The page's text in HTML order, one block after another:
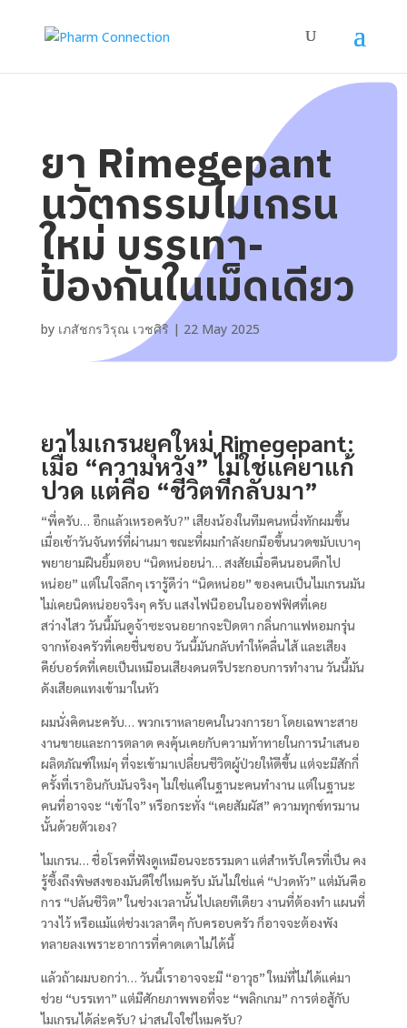
ยา Rimegepant
นวัตกรรมไมเกรน
ใหม่ บรรเทา-
ป้องกันในเม็ดเดียว
by เภสัชกรวิรุณ เวชศิริ | 22 May 2025
ยาไมเกรนยุคใหม่ Rimegepant:
เมื่อ “ความหวัง” ไม่ใช่แค่ยาแก้
ปวด แต่คือ “ชีวิตที่กลับมา”
“พี่ครับ… อีกแล้วเหรอครับ?” เสียงน้องในทีมคนหนึ่งทักผมขึ้น
เมื่อเช้าวันจันทร์ที่ผ่านมา ขณะที่ผมกำลังยกมือขึ้นนวดขมับเบาๆ
พยายามฝืนยิ้มตอบ “นิดหน่อยน่า… สงสัยเมื่อคืนนอนดึกไป
หน่อย” แต่ในใจลึกๆ เรารู้ดีว่า “นิดหน่อย” ของคนเป็นไมเกรนมัน
ไม่เคยนิดหน่อยจริงๆ ครับ แสงไฟนีออนในออฟฟิศที่เคย
สว่างไสว วันนี้มันดูจ้าซะจนอยากจะปิดตา กลิ่นกาแฟหอมกรุ่น
จากห้องครัวที่เคยชื่นชอบ วันนี้มันกลับทำให้คลื่นไส้ และเสียง
คีย์บอร์ดที่เคยเป็นเหมือนเสียงดนตรีประกอบการทำงาน วันนี้มัน
ดังเสียดแทงเข้ามาในหัว
ผมนั่งคิดนะครับ… พวกเราหลายคนในวงการยา โดยเฉพาะสาย
งานขายและการตลาด คงคุ้นเคยกับความท้าทายในการนำเสนอ
ผลิตภัณฑ์ใหม่ๆ ที่จะเข้ามาเปลี่ยนชีวิตผู้ป่วยให้ดีขึ้น แต่จะมีสักกี่
ครั้งที่เราอินกับมันจริงๆ ไม่ใช่แค่ในฐานะคนทำงาน แต่ในฐานะ
คนที่อาจจะ “เข้าใจ” หรือกระทั่ง “เคยสัมผัส” ความทุกข์ทรมาน
นั้นด้วยตัวเอง?
ไมเกรน… ชื่อโรคที่ฟังดูเหมือนจะธรรมดา แต่สำหรับใครที่เป็น คง
รู้ซึ้งถึงพิษสงของมันดีใช่ไหมครับ มันไม่ใช่แค่ “ปวดหัว” แต่มันคือ
การ “ปล้นชีวิต” ในช่วงเวลานั้นไปเลยทีเดียว งานที่ต้องทำ แผนที่
วางไว้ หรือแม้แต่ช่วงเวลาดีๆ กับครอบครัว ก็อาจจะต้องพัง
ทลายลงเพราะอาการที่คาดเดาไม่ได้นี้
แล้วถ้าผมบอกว่า… วันนี้เราอาจจะมี “อาวุธ” ใหม่ที่ไม่ได้แค่มา
ช่วย “บรรเทา” แต่มีศักยภาพพอที่จะ “พลิกเกม” การต่อสู้กับ
ไมเกรนได้ล่ะครับ? น่าสนใจใช่ไหมครับ?